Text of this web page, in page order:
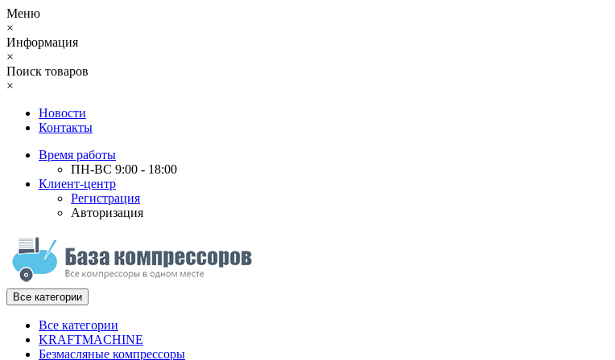
Меню
×
Информация
×
Поиск товаров
×
Новости
Контакты
Время работы
ПН-ВС 9:00 - 18:00
Клиент-центр
Регистрация
Авторизация
Все категории
Все категории
KRAFTMACHINE
Безмасляные компрессоры